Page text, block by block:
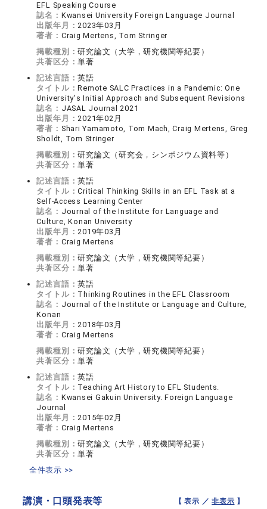
EFL Speaking Course
誌名： Kwansei University Foreign Language Journal
出版年月：2023年03月
著者： Craig Mertens, Tom Stringer
掲載種別：研究論文（大学，研究機関等紀要）
共著区分：単著
記述言語：英語
タイトル：Remote SALC Practices in a Pandemic: One
University's Initial Approach and Subsequent Revisions
誌名： JASAL Journal 2021
出版年月：2021年02月
著者： Shari Yamamoto, Tom Mach, Craig Mertens, Greg
Sholdt, Tom Stringer
掲載種別：研究論文（研究会，シンポジウム資料等）
共著区分：単著
記述言語：英語
タイトル：Critical Thinking Skills in an EFL Task at a
Self-Access Learning Center
誌名： Journal of the Institute for Language and
Culture, Konan University
出版年月：2019年03月
著者： Craig Mertens
掲載種別：研究論文（大学，研究機関等紀要）
共著区分：単著
記述言語：英語
タイトル： Thinking Routines in the EFL Classroom
誌名： Journal of the Institute or Language and Culture,
Konan
出版年月：2018年03月
著者： Craig Mertens
掲載種別：研究論文（大学，研究機関等紀要）
共著区分：単著
記述言語：英語
タイトル： Teaching Art History to EFL Students.
誌名： Kwansei Gakuin University. Foreign Language
Journal
出版年月：2015年02月
著者： Craig Mertens
掲載種別：研究論文（大学，研究機関等紀要）
共著区分：単著
全件表示 >>
講演・口頭発表等 【 表示 ／非表示 】